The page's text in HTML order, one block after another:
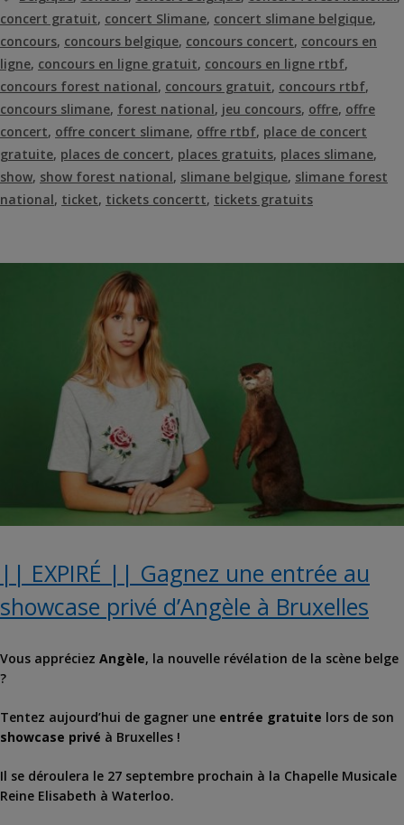
concert gratuit, concert Slimane, concert slimane belgique,
concours, concours belgique, concours concert, concours en
ligne, concours en ligne gratuit, concours en ligne rtbf,
concours forest national, concours gratuit, concours rtbf,
concours slimane, forest national, jeu concours, offre, offre
concert, offre concert slimane, offre rtbf, place de concert
gratuite, places de concert, places gratuits, places slimane,
show, show forest national, slimane belgique, slimane forest
national, ticket, tickets concertt, tickets gratuits
|| EXPIRÉ || Gagnez une entrée au
showcase privé d’Angèle à Bruxelles
Vous appréciez Angèle, la nouvelle révélation de la scène belge
?
Tentez aujourd’hui de gagner une entrée gratuite lors de son
showcase privé à Bruxelles !
Il se déroulera le 27 septembre prochain à la Chapelle Musicale
Reine Elisabeth à Waterloo.